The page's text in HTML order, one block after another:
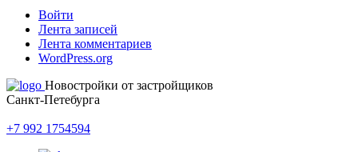
Войти
Лента записей
Лента комментариев
WordPress.org
Новостройки от застройщиков
Санкт-Петебурга
+7 992 1754594